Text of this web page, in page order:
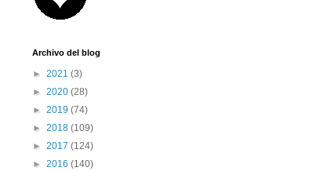
Archivo del blog
► 2021 (3)
► 2020 (28)
► 2019 (74)
► 2018 (109)
► 2017 (124)
► 2016 (140)